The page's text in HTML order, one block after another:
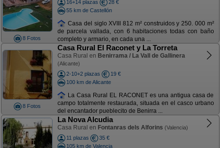
8 Fotos
16+14 plazas
28 €
55 km de Castellón
Casa del siglo XVIII 812 m² construidos y 250. 000 m²
de parcela vallada, con 6 habitaciones todas con baño
completo y armario, en cada una ...
8 Fotos
Casa Rural El Raconet y La Torreta
Casa Rural en Benirrama / La Vall de Gallinera
(Alicante)
2-10+2 plazas
19 €
100 km de Alicante
La Casa Rural EL RACONET es una antigua casa de
campo totalmente restaurada, situada en el casco urbano
del encantador pueblecito de Benirra ...
La Nova Alcudia
Casa Rural en Fontanras dels Alforins (Valencia)
11 plazas
35 €
105 km de Valencia